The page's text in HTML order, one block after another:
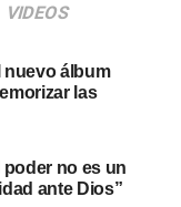
las
del Pino y La
económicos
Administrativa
las labores
VIDEOS
nuevo álbum
las
no es un
ante Dios”